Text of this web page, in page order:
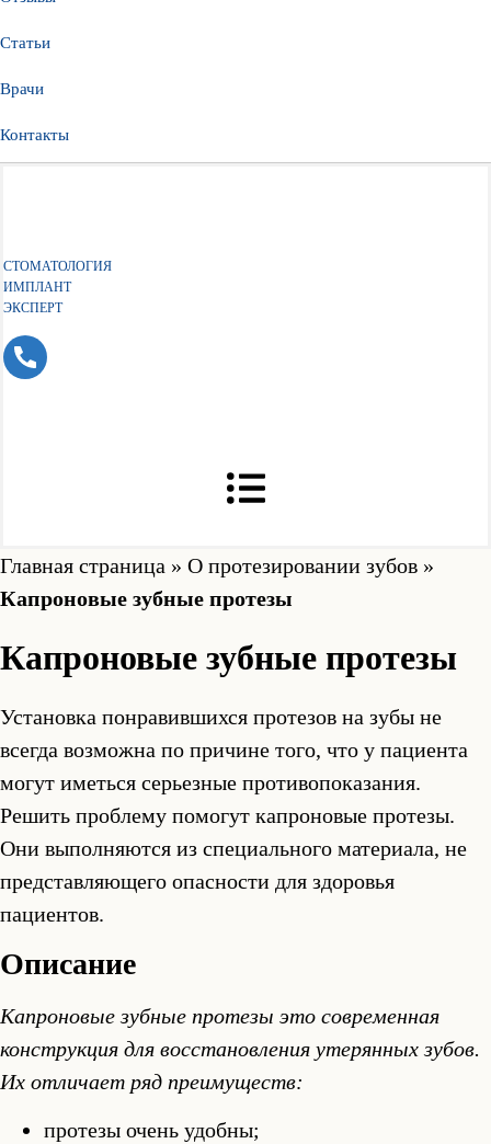
Статьи
Врачи
Контакты
СТОМАТОЛОГИЯ
ИМПЛАНТ
ЭКСПЕРТ
Главная страница » О протезировании зубов »
Капроновые зубные протезы
Капроновые зубные протезы
Установка понравившихся протезов на зубы не
всегда возможна по причине того, что у пациента
могут иметься серьезные противопоказания.
Решить проблему помогут капроновые протезы.
Они выполняются из специального материала, не
представляющего опасности для здоровья
пациентов.
Описание
Капроновые зубные протезы это современная
конструкция для восстановления утерянных зубов.
Их отличает ряд преимуществ:
протезы очень удобны;